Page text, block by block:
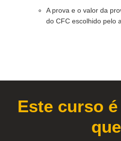
A prova e o valor da
do CFC escolhido pelo
Este curso